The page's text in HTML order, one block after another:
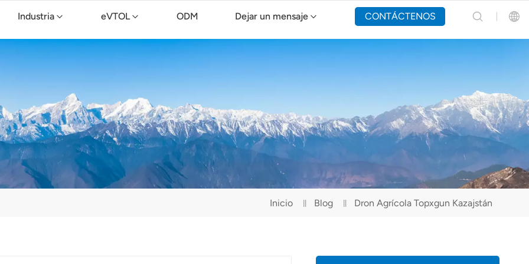
Industria eVTOL ODM Dejar un mensaje CONTÁCTENOS
Русский
Português(Portugal)
Português(Brasil)
Türkçe
Inicio Blog Dron Agrícola Topxgun Kazajstán